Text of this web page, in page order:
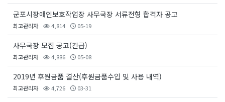
군포시장애인보호작업장 사무국장 서류전형 합격자 공고
최고관리자 4,814 05-19
사무국장 모집 공고(긴급)
최고관리자 4,886 05-08
2019년 후원금품 결산(후원금품수입 및 사용 내역)
최고관리자 4,726 03-31